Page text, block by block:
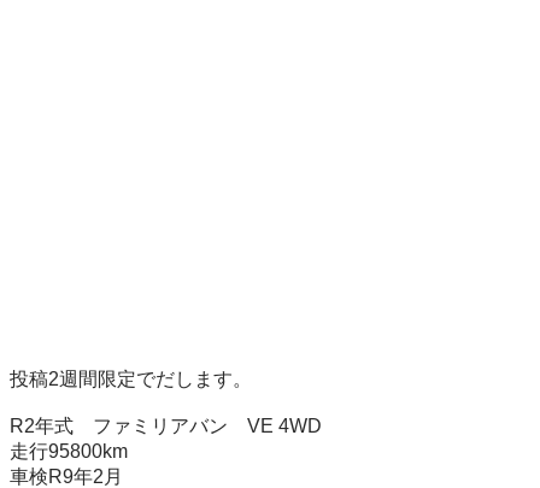
投稿2週間限定でだします。
R2年式　ファミリアバン　VE 4WD
走行95800km
車検R9年2月